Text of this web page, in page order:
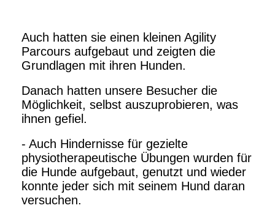
Auch hatten sie einen kleinen Agility
Parcours aufgebaut und zeigten die
Grundlagen mit ihren Hunden.
Danach hatten unsere Besucher die
Möglichkeit, selbst auszuprobieren, was
ihnen gefiel.
- Auch Hindernisse für gezielte
physiotherapeutische Übungen wurden für
die Hunde aufgebaut, genutzt und wieder
konnte jeder sich mit seinem Hund daran
versuchen.